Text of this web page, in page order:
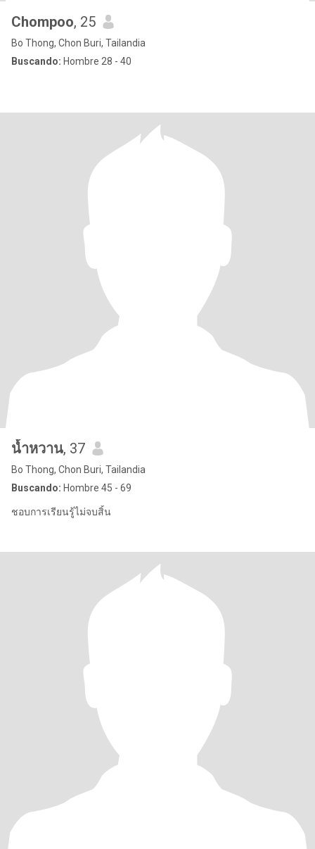
Chompoo, 25
Bo Thong, Chon Buri, Tailandia
Buscando: Hombre 28 - 40
น้ำหวาน, 37
Bo Thong, Chon Buri, Tailandia
Buscando: Hombre 45 - 69
ชอบการเรียนรู้ไม่จบสิ้น